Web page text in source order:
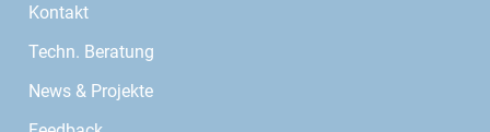
Kontakt
Techn. Beratung
News & Projekte